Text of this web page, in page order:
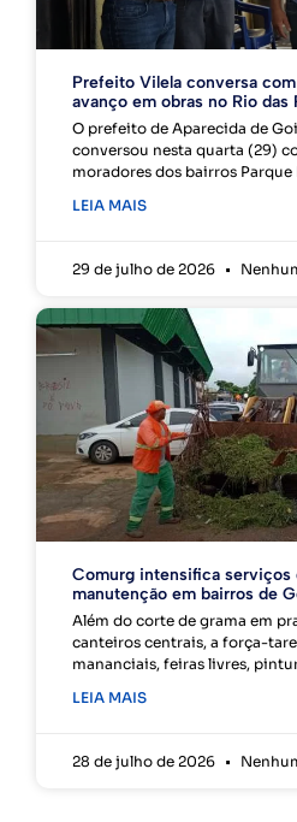
Prefeito Vilela conversa
avanço em obras no Rio das
O prefeito de Aparecida de
conversou nesta quarta (29)
moradores dos bairros Parque
LEIA MAIS
29 de julho de 2026
Comurg intensifica serviços
manutenção em bairros de
Além do corte de grama em
canteiros centrais, a força-
mananciais, feiras livres,
LEIA MAIS
28 de julho de 2026